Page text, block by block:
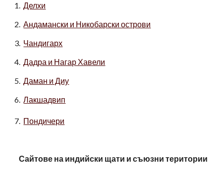
1. Делхи
2. Андамански и Никобарски острови
3. Чандигарх
4. Дадра и Нагар Хавели
5. Даман и Диу
6. Лакшадвип
7. Пондичери
Сайтове на индийски щати и съюзни територии